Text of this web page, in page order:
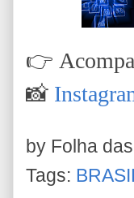
👉
📸
by Folha
Tags: